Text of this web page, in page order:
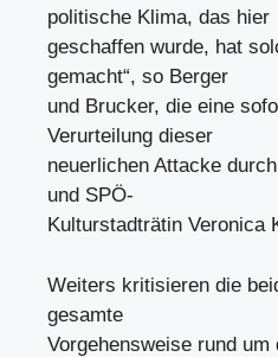
politische Klima, das hier
geschaffen wurde, hat
gemacht“, so Berger
und Brucker, die eine
Verurteilung dieser
neuerlichen Attacke
und SPÖ-
Kulturstadträtin Veronica
Weiters kritisieren die
gesamte
Vorgehensweise rund